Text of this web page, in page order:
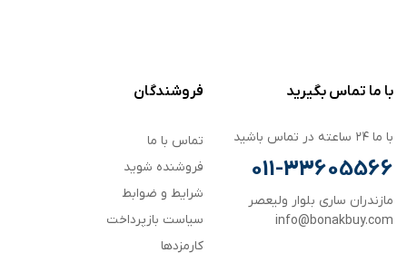
با ما تماس بگیرید
با ما ۲۴ ساعته در تماس باشید
011-33605566
مازندران ساری بلوار ولیعصر
info@bonakbuy.com
فروشندگان
تماس با ما
فروشنده شوید
شرایط و ضوابط
سیاست بازپرداخت
کارمزدها